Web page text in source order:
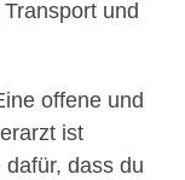
und
offene und
ist
dass du